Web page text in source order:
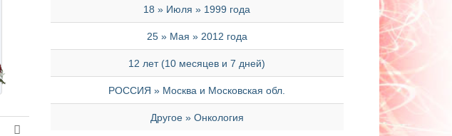
18 » Июля » 1999 года
25 » Мая » 2012 года
12 лет (10 месяцев и 7 дней)
РОССИЯ » Москва и Московская обл.
Другое » Онкология